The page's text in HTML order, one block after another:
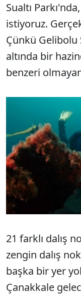
Sualtı
istiyoruz.
Çünkü Gelibolu
altında bir
benzeri
21 farklı dalış
zengin dalış
başka bir yer
Çanakkale